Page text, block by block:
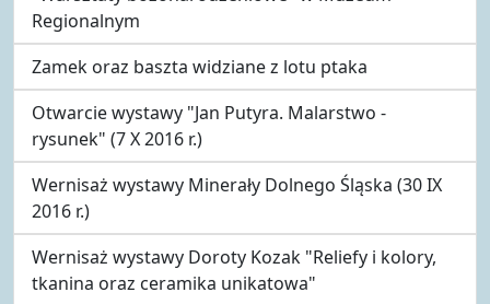
Regionalnym
Zamek oraz baszta widziane z lotu ptaka
Otwarcie wystawy "Jan Putyra. Malarstwo -
rysunek" (7 X 2016 r.)
Wernisaż wystawy Minerały Dolnego Śląska (30 IX
2016 r.)
Wernisaż wystawy Doroty Kozak "Reliefy i kolory,
tkanina oraz ceramika unikatowa"